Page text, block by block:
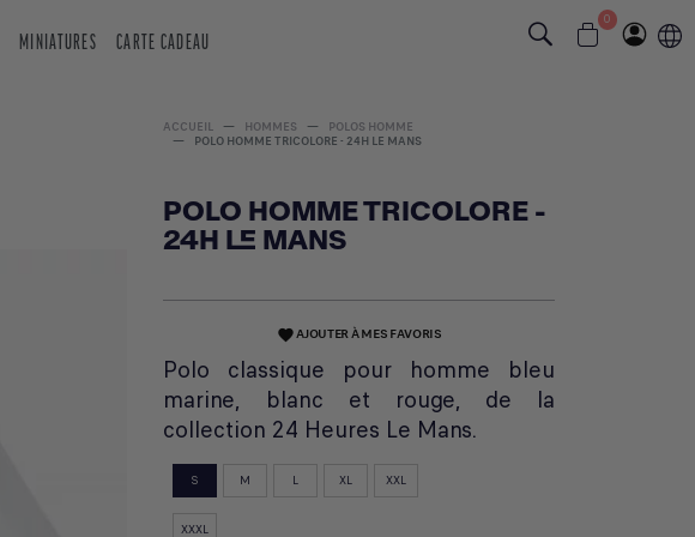
MINIATURES CARTE CADEAU
0
ACCUEIL HOMMES
POLOS HOMME
POLO HOMME TRICOLORE - 24H LE MANS
POLO HOMME TRICOLORE -
24H LE MANS
favoriteAJOUTER À MES FAVORIS
Polo classique pour homme bleu
marine, blanc et rouge, de la
collection 24 Heures Le Mans.
S M L XL XXL
XXXL